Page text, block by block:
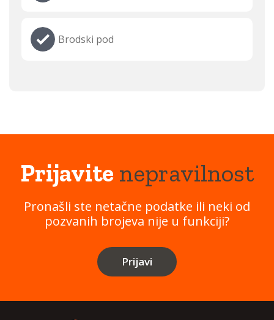
Brodski pod
Prijavitenepravilnost
Pronašli ste netačne podatke ili neki od
pozvanih brojeva nije u funkciji?
Prijavi